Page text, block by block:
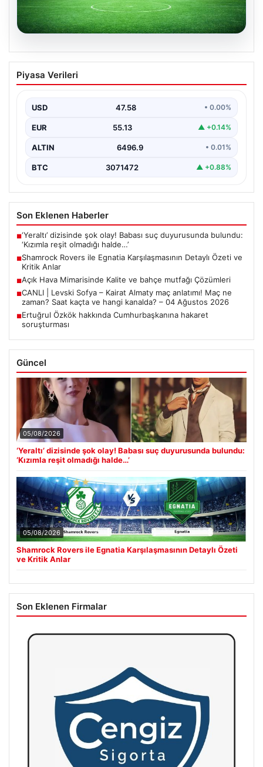
Shamrock Rovers ile Egnatia
Karşılaşmasının Detaylı Özeti ve Kritik
İrlanda temsilcisi Shamrock Rovers, Avrupa kupaları
bir…
Piyasa Verileri
USD 47.58 • 0.00%
EUR 55.13 ▲ +0.14%
ALTIN 6496.9 • 0.01%
BTC 3071472 ▲ +0.88%
Son Eklenen Haberler
■‘Yeraltı’ dizisinde şok olay! Babası suç duyurusunda bulundu:
‘Kızımla reşit olmadığı halde…’
■Shamrock Rovers ile Egnatia Karşılaşmasının Detaylı Özeti ve
Kritik Anlar
■Açık Hava Mimarisinde Kalite ve bahçe mutfağı Çözümleri
■CANLI | Levski Sofya – Kairat Almaty maç anlatımı! Maç ne
zaman? Saat kaçta ve hangi kanalda? – 04 Ağustos 2026
■Ertuğrul Özkök hakkında Cumhurbaşkanına hakaret
soruşturması
Güncel
05/08/2026
‘Yeraltı’ dizisinde şok olay! Babası suç duyurusunda bulundu:
‘Kızımla reşit olmadığı halde…’
05/08/2026
Shamrock Rovers ile Egnatia Karşılaşmasının Detaylı Özeti
ve Kritik Anlar
Son Eklenen Firmalar